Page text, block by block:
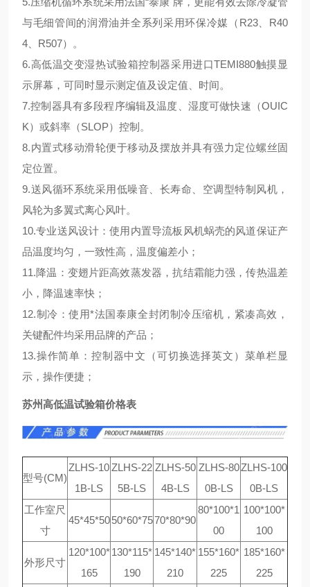
与毛细管间的润滑油并全系列采用环保冷媒（R23、R40
4、R507）。
6.高低温交变湿热试验箱控制器采用进口TEMI880触摸显
示屏幕，可同时显示测定值及设定值、时间。
7.控制器具有多段程序编辑及温度、湿度可做快速（OUIC
K）或斜率（SLOP）控制。
8.内置式移动滑轮便于移动及摆放并具有强力定位螺丝固
定位置。
9.送风循环系统采用低噪音、长寿命、空调型特制风机，
风轮为多翼式离心风叶。
10.专业送风设计：使用内置导流板风机蜗壳的风道保证产
品温度均匀，一致性高，温度偏差小；
11.降温：变翅片距高效蒸发器，抗结霜能力强，传热温差
小，降温速率快；
12.制冷：使用*法国泰康全封闭制冷压缩机，紧凑高效，
关键配件均采用品牌的产品；
13.操作简单：控制器中文（可切换选择英文）菜单栏显
示，操作便捷；
苏州高低温试验箱价格表
型号(CM)
ZLHS-10
1B-LS
ZLHS-22
5B-LS
ZLHS-50
4B-LS
ZLHS-80
0B-LS
ZLHS-100
0B-LS
工作室尺
寸
45*45*50 50*60*7570*80*90
80*100*1
00
100*100*
100
外形尺寸
120*100*
165
130*115*
190
145*140*
210
155*160*
225
185*160*
225